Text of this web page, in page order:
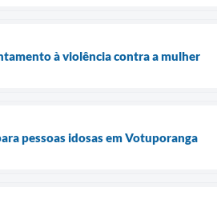
à violência contra a mulher
pessoas idosas em Votuporanga